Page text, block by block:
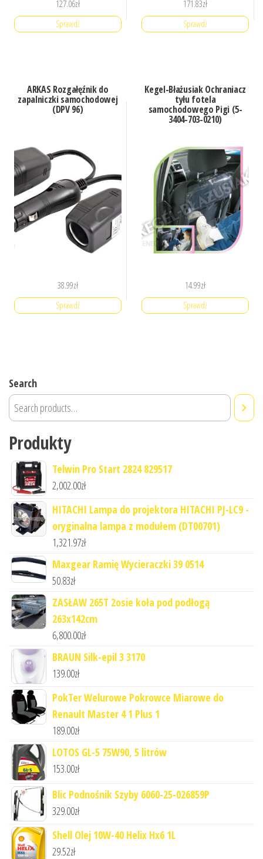
127.06zł
Sprawdź
171.83zł
Sprawdź
ARKAS Rozgałęźnik do
zapalniczki samochodowej
(DPV 96)
38.99zł
Sprawdź
Kegel-Błażusiak Ochraniacz
tyłu fotela
samochodowego Pigi (5-
3404-703-0210)
14.99zł
Sprawdź
Search
Produkty
Telwin Pro Start 2824 829517
2,002.00zł
HITACHI Lampa do projektora HITACHI PJ-LC9 -
oryginalna lampa z modułem (DT00701)
1,321.97zł
Maxgear Ramię Wycieraczki 39 0514
50.83zł
ZASŁAW 265T 2osie koła pod podłogą
263x142cm
6,800.00zł
BRAUN Silk-epil 3 3170
139.00zł
PokTer Welurowe Pokrowce Miarowe do
Renault Master 4 1 Plus 1
189.00zł
LOTOS GL-5 75W90, 5 litrów
153.00zł
Blic Podnośnik Szyby 6060-25-026859P
329.00zł
Shell Olej 10W-40 Helix Hx6 1L
29.52zł